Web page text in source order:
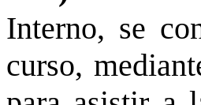
Interno, se
curso,